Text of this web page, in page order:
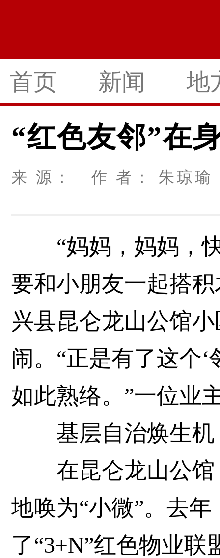
首页 新闻 地
“红色友邻”在
来 源： 作 者： 朱琼
“妈妈，妈妈，快
要和小朋友一起搭
兴县昆仑龙山公馆
闹。“正是有了这个
如此熟络。”一位业
基层自治焕生机
在昆仑龙山公馆
地唤为“小微”。去
了“3+N”红色物业